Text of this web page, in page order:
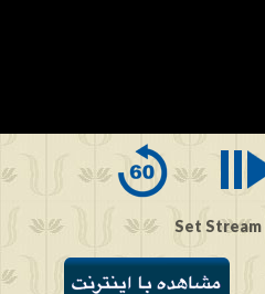
of
Set